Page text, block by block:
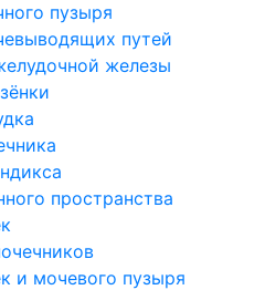
пузыря
путей
железы
пространства
и мочевого пузыря